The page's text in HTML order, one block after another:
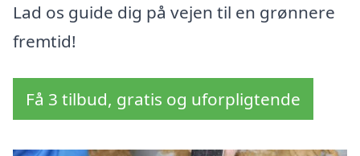
Lad os guide dig på vejen til en grønnere
fremtid!
Få 3 tilbud, gratis og uforpligtende